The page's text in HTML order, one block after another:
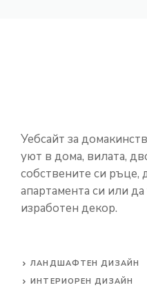
Уебсайт за
уют в дома, вилата,
собствените си ръце,
апартамента си или
изработен декор.
ЛАНДШАФТЕН ДИЗАЙН
ИНТЕРИОРЕН ДИЗАЙН